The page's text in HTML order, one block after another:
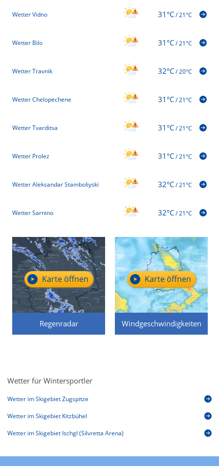
Wetter Vidno 31°C/21°C
Wetter Bilo 31°C/21°C
Wetter Travnik 32°C/20°C
Wetter Chelopechene 31°C/21°C
Wetter Tvarditsa 31°C/21°C
Wetter Prolez 31°C/21°C
Wetter Aleksandar Stamboliyski 32°C/21°C
Wetter Sarnino 32°C/21°C
Regenradar
Karte öffnen
Windgeschwindigkeiten
Karte öffnen
Wetter für Wintersportler
Wetter im Skigebiet Zugspitze
Wetter im Skigebiet Kitzbühel
Wetter im Skigebiet Ischgl (Silvretta Arena)